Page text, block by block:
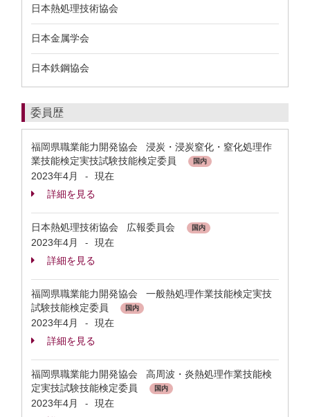
日本熱処理技術協会
日本金属学会
日本鉄鋼協会
委員歴
福岡県職業能力開発協会 浸炭・浸炭窒化・窒化処理作
業技能検定実技試験技能検定委員
国内
2023年4月 -
現在
詳細を見る
日本熱処理技術協会 広報委員会 国内
2023年4月 -
現在
詳細を見る
福岡県職業能力開発協会 一般熱処理作業技能検定実技
試験技能検定委員
国内
2023年4月 -
現在
詳細を見る
福岡県職業能力開発協会 高周波・炎熱処理作業技能検
定実技試験技能検定委員
国内
2023年4月 -
現在